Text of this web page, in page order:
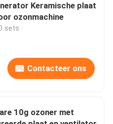
Keramische plaat
ozonmachine
sets
Contacteer ons
10g ozoner met